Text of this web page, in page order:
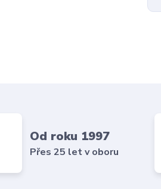
Od roku 1997
Přes 25 let v oboru